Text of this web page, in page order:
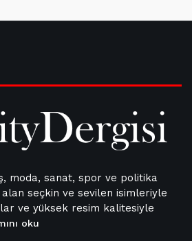
moda, sanat, spor ve politika
alan seçkin ve sevilen isimleriyle
ve yüksek resim kalitesiyle
oku